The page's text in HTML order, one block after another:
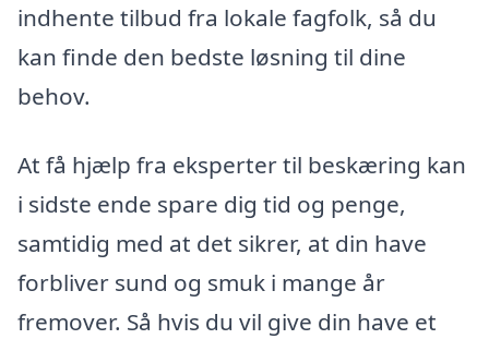
indhente tilbud fra lokale fagfolk, så du
kan finde den bedste løsning til dine
behov.
At få hjælp fra eksperter til beskæring kan
i sidste ende spare dig tid og penge,
samtidig med at det sikrer, at din have
forbliver sund og smuk i mange år
fremover. Så hvis du vil give din have et